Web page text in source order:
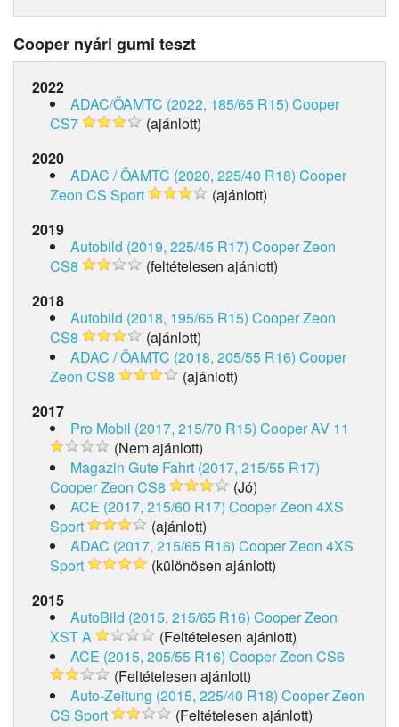
Cooper nyári gumi teszt
2022
ADAC/ÖAMTC (2022, 185/65 R15) Cooper
CS7
(ajánlott)
2020
ADAC / ÖAMTC (2020, 225/40 R18) Cooper
Zeon CS Sport
(ajánlott)
2019
Autobild (2019, 225/45 R17) Cooper Zeon
CS8
(feltételesen ajánlott)
2018
Autobild (2018, 195/65 R15) Cooper Zeon
CS8
(ajánlott)
ADAC / ÖAMTC (2018, 205/55 R16) Cooper
Zeon CS8
(ajánlott)
2017
Pro Mobil (2017, 215/70 R15) Cooper AV 11
(Nem ajánlott)
Magazin Gute Fahrt (2017, 215/55 R17)
Cooper Zeon CS8
(Jó)
ACE (2017, 215/60 R17) Cooper Zeon 4XS
Sport
(ajánlott)
ADAC (2017, 215/65 R16) Cooper Zeon 4XS
Sport
(különösen ajánlott)
2015
AutoBild (2015, 215/65 R16) Cooper Zeon
XST A
(Feltételesen ajánlott)
ACE (2015, 205/55 R16) Cooper Zeon CS6
(Feltételesen ajánlott)
Auto-Zeitung (2015, 225/40 R18) Cooper Zeon
CS Sport
(Feltételesen ajánlott)